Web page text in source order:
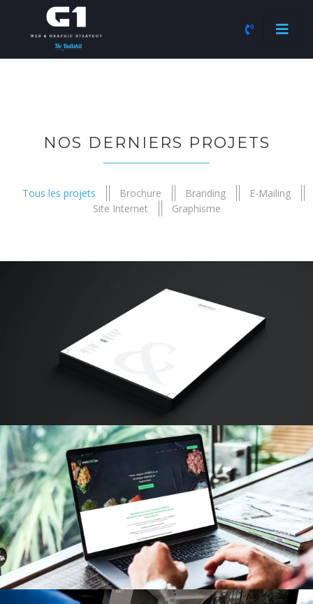
NOS DERNIERS PROJETS
Tous les projets Brochure Branding
E-Mailing
Site Internet
Graphisme